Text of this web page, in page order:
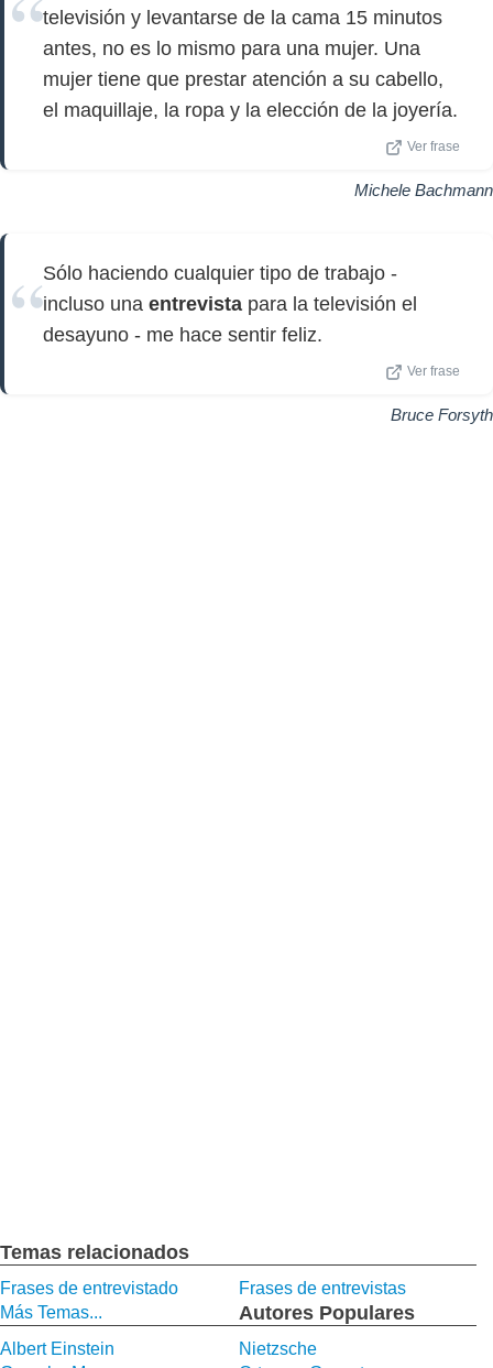
televisión y levantarse de la cama 15 minutos
antes, no es lo mismo para una mujer. Una
mujer tiene que prestar atención a su cabello,
el maquillaje, la ropa y la elección de la joyería.
Ver frase
Michele Bachmann
Sólo haciendo cualquier tipo de trabajo -
incluso una entrevista para la televisión el
desayuno - me hace sentir feliz.
Ver frase
Bruce Forsyth
Temas relacionados
Frases de entrevistado
Frases de entrevistas
Más Temas...
Autores Populares
Albert Einstein
Nietzsche